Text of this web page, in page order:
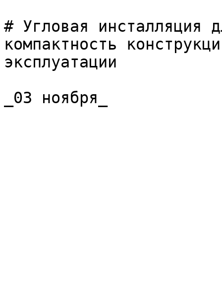
# Угловая инсталляция
компактность
эксплуатации
_03 ноября_